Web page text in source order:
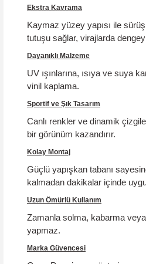
Ekstra Kavrama
Kaymaz yüzey yapısı ile
tutuşu sağlar, virajlarda dengeyi
Dayanıklı Malzeme
UV ışınlarına, ısıya ve suya
vinil kaplama.
Sportif ve Şık Tasarım
Canlı renkler ve dinamik
bir görünüm kazandırır.
Kolay Montaj
Güçlü yapışkan tabanı
kalmadan dakikalar içinde
Uzun Ömürlü Kullanım
Zamanla solma, kabarma
yapmaz.
Marka Güvencesi